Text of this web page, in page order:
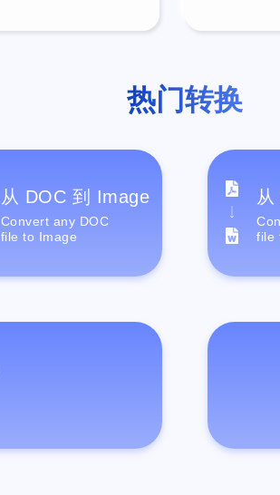
热门转换
从 DOC 到 Image
Convert any DOC
file to Image
file